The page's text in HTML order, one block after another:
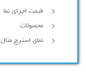
قیمت اجرای نما
محصولات
نمای استرچ متال